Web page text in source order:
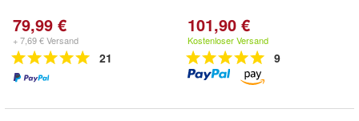
79,99 €
+ 7,69 € Versand
21
101,90 €
Kostenloser Versand
9